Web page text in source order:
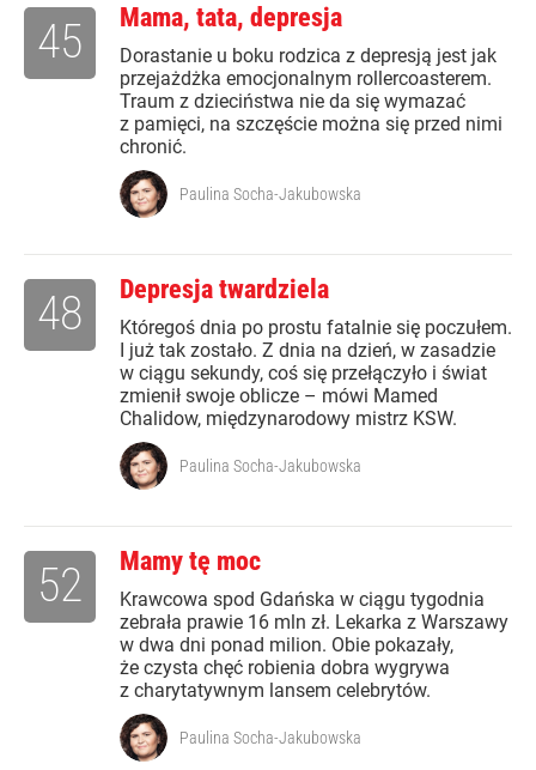
Mama, tata, depresja
Dorastanie u boku rodzica z depresją jest jak
przejażdżka emocjonalnym rollercoasterem.
Traum z dzieciństwa nie da się wymazać
z pamięci, na szczęście można się przed nimi
chronić.
45
Paulina Socha-Jakubowska
Depresja twardziela
Któregoś dnia po prostu fatalnie się poczułem.
I już tak zostało. Z dnia na dzień, w zasadzie
w ciągu sekundy, coś się przełączyło i świat
zmienił swoje oblicze – mówi Mamed
Chalidow, międzynarodowy mistrz KSW.
48
Paulina Socha-Jakubowska
Mamy tę moc
Krawcowa spod Gdańska w ciągu tygodnia
zebrała prawie 16 mln zł. Lekarka z Warszawy
w dwa dni ponad milion. Obie pokazały,
że czysta chęć robienia dobra wygrywa
z charytatywnym lansem celebrytów.
52
Paulina Socha-Jakubowska